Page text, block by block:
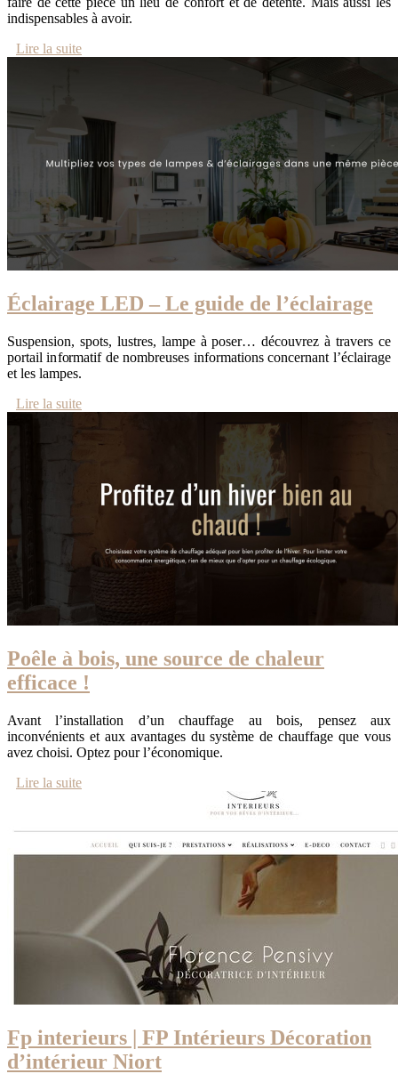
indispensables à avoir.
Lire la suite
Éclairage LED – Le guide de l’éclairage
Suspension, spots, lustres, lampe à poser… découvrez à travers ce
portail informatif de nombreuses informations concernant l’éclairage
et les lampes.
Lire la suite
Poêle à bois, une source de chaleur
efficace !
Avant l’installation d’un chauffage au bois, pensez aux
inconvénients et aux avantages du système de chauffage que vous
avez choisi. Optez pour l’économique.
Lire la suite
Fp interieurs | FP Intérieurs Décoration
d’intérieur Niort